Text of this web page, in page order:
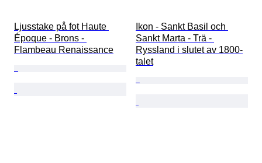
Ljusstake på fot Haute
Époque - Brons -
Flambeau Renaissance
Ikon - Sankt Basil och
Sankt Marta - Trä -
Ryssland i slutet av 1800-
talet